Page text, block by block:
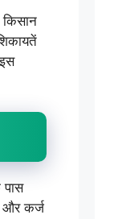
किसान
और कर्ज